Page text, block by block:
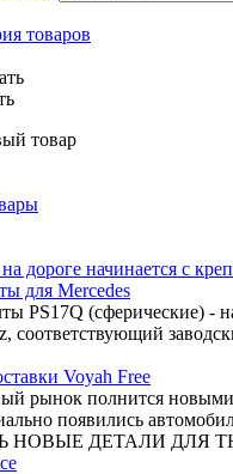
товаров
товар
на дороге начинается с
для Mercedes
PS17Q (сферические) -
соответствующий
Voyah Free
рынок полнится
появились
НОВЫЕ ДЕТАЛИ ДЛЯ